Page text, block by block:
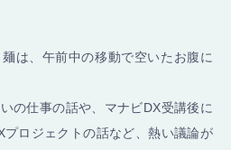
は、午前中の移動で空いたお腹に
の仕事の話や、マナビDX受講後に
ロジェクトの話など、熱い議論が